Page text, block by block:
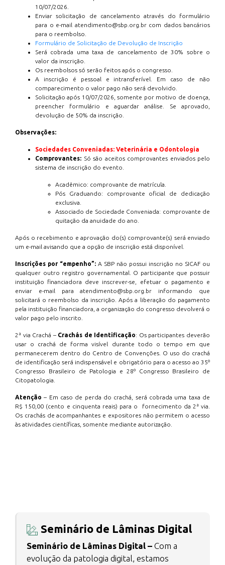
10/07/2026.
Enviar solicitação de cancelamento através do formulário
para o e-mail atendimento@sbp.org.br com dados bancários
para o reembolso.
Formulário de Solicitação de Devolução de Inscrição
Será cobrada uma taxa de cancelamento de 30% sobre o
valor da inscrição.
Os reembolsos só serão feitos após o congresso.
A inscrição é pessoal e intransferível. Em caso de não
comparecimento o valor pago não será devolvido.
Solicitação após 10/07/2026, somente por motivo de doença,
preencher formulário e aguardar análise. Se aprovado,
devolução de 50% da inscrição.
Observações:
Sociedades Conveniadas: Veterinária e Odontologia
Comprovantes: Só são aceitos comprovantes enviados pelo
sistema de inscrição do evento.
Acadêmico: comprovante de matrícula.
Pós Graduando: comprovante oficial de dedicação
exclusiva.
Associado de Sociedade Conveniada: comprovante de
quitação da anuidade do ano.
Após o recebimento e aprovação do(s) comprovante(s) será enviado
um e-mail avisando que a opção de inscrição está disponível.
Inscrições por “empenho”: A SBP não possui inscrição no SICAF ou
qualquer outro registro governamental. O participante que possuir
instituição financiadora deve inscrever-se, efetuar o pagamento e
enviar e-mail para atendimento@sbp.org.br informando que
solicitará o reembolso da inscrição. Após a liberação do pagamento
pela instituição financiadora, a organização do congresso devolverá o
valor pago pelo inscrito.
2ª via Crachá – Crachás de Identificação: Os participantes deverão
usar o crachá de forma visível durante todo o tempo em que
permanecerem dentro do Centro de Convenções. O uso do crachá
de identificação será indispensável e obrigatório para o acesso ao 35º
Congresso Brasileiro de Patologia e 28º Congresso Brasileiro de
Citopatologia.
Atenção – Em caso de perda do crachá, será cobrada uma taxa de
R$ 150,00 (cento e cinquenta reais) para o fornecimento da 2ª via.
Os crachás de acompanhantes e expositores não permitem o acesso
às atividades científicas, somente mediante autorização.
Seminário de Lâminas Digital
Seminário de Lâminas Digital – Com a
evolução da patologia digital, estamos